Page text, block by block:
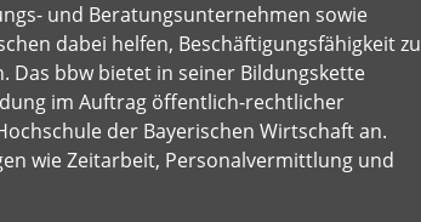
und Beratungsunternehmen sowie
dabei helfen, Beschäftigungsfähigkeit zu
Das bbw bietet in seiner Bildungskette
im Auftrag öffentlich-rechtlicher
der Bayerischen Wirtschaft an.
wie Zeitarbeit, Personalvermittlung und